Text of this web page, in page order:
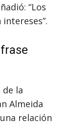
“Los
la
Almeida
relación